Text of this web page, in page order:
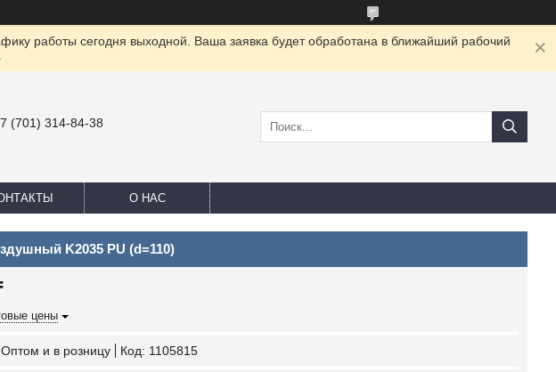
работы сегодня выходной. Ваша заявка будет обработана в ближайший рабочий
(701) 314-84-38
О НАС
K2035 PU (d=110)
цены
Оптом и в розницу Код: 1105815